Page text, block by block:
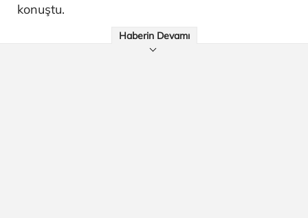
konuştu.
Haberin Devamı